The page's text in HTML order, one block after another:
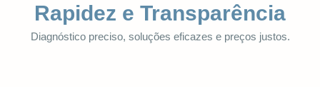
Rapidez e Transparência
Diagnóstico preciso, soluções eficazes e preços justos.